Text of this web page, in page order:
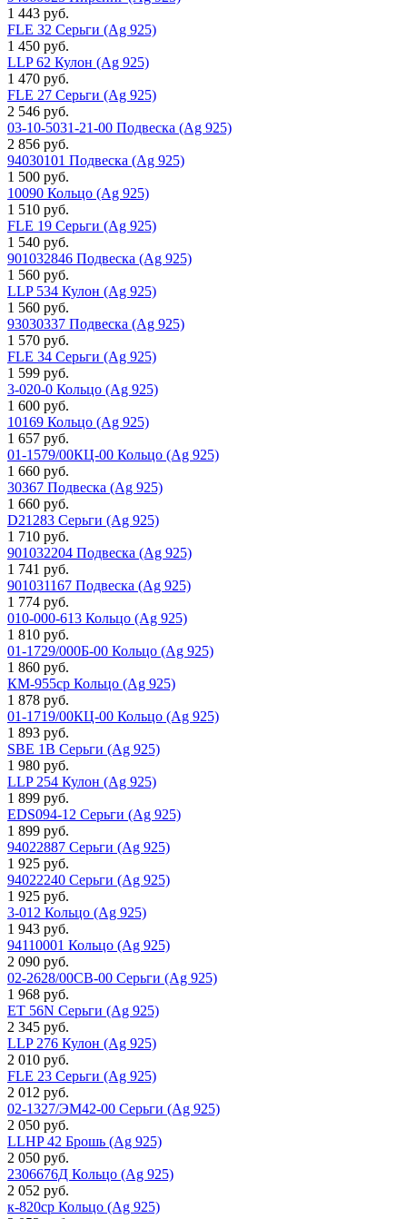
1 443 руб.
FLE 32 Серьги (Ag 925)
1 450 руб.
LLP 62 Кулон (Ag 925)
1 470 руб.
FLE 27 Серьги (Ag 925)
2 546 руб.
03-10-5031-21-00 Подвеска (Ag 925)
2 856 руб.
94030101 Подвеска (Ag 925)
1 500 руб.
10090 Кольцо (Ag 925)
1 510 руб.
FLE 19 Серьги (Ag 925)
1 540 руб.
901032846 Подвеска (Ag 925)
1 560 руб.
LLP 534 Кулон (Ag 925)
1 560 руб.
93030337 Подвеска (Ag 925)
1 570 руб.
FLE 34 Серьги (Ag 925)
1 599 руб.
3-020-0 Кольцо (Ag 925)
1 600 руб.
10169 Кольцо (Ag 925)
1 657 руб.
01-1579/00КЦ-00 Кольцо (Ag 925)
1 660 руб.
30367 Подвеска (Ag 925)
1 660 руб.
D21283 Серьги (Ag 925)
1 710 руб.
901032204 Подвеска (Ag 925)
1 741 руб.
901031167 Подвеска (Ag 925)
1 774 руб.
010-000-613 Кольцо (Ag 925)
1 810 руб.
01-1729/000Б-00 Кольцо (Ag 925)
1 860 руб.
КМ-955ср Кольцо (Ag 925)
1 878 руб.
01-1719/00КЦ-00 Кольцо (Ag 925)
1 893 руб.
SBE 1B Серьги (Ag 925)
1 980 руб.
LLP 254 Кулон (Ag 925)
1 899 руб.
EDS094-12 Серьги (Ag 925)
1 899 руб.
94022887 Серьги (Ag 925)
1 925 руб.
94022240 Серьги (Ag 925)
1 925 руб.
3-012 Кольцо (Ag 925)
1 943 руб.
94110001 Кольцо (Ag 925)
2 090 руб.
02-2628/00СВ-00 Серьги (Ag 925)
1 968 руб.
ET 56N Серьги (Ag 925)
2 345 руб.
LLP 276 Кулон (Ag 925)
2 010 руб.
FLE 23 Серьги (Ag 925)
2 012 руб.
02-1327/ЭМ42-00 Серьги (Ag 925)
2 050 руб.
LLHP 42 Брошь (Ag 925)
2 050 руб.
2306676Д Кольцо (Ag 925)
2 052 руб.
к-820ср Кольцо (Ag 925)